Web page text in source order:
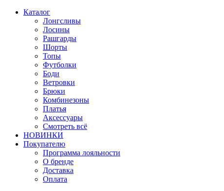
Каталог
Лонгсливы
Лосины
Рашгарды
Шорты
Топы
Футболки
Боди
Ветровки
Брюки
Комбинезоны
Платья
Аксессуары
Смотреть всё
НОВИНКИ
Покупателю
Программа лояльности
О бренде
Доставка
Оплата